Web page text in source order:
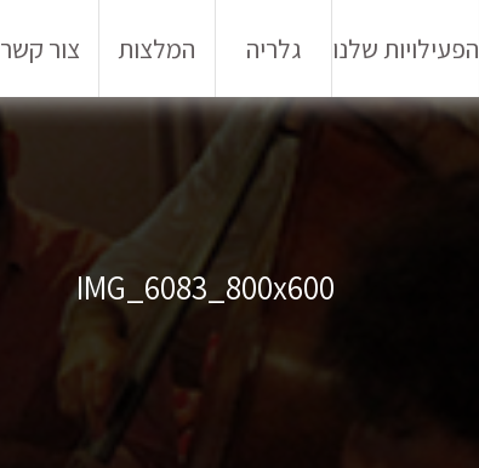
הפעילויות שלנו גלריה המלצות צור קשר
IMG_6083_800x600